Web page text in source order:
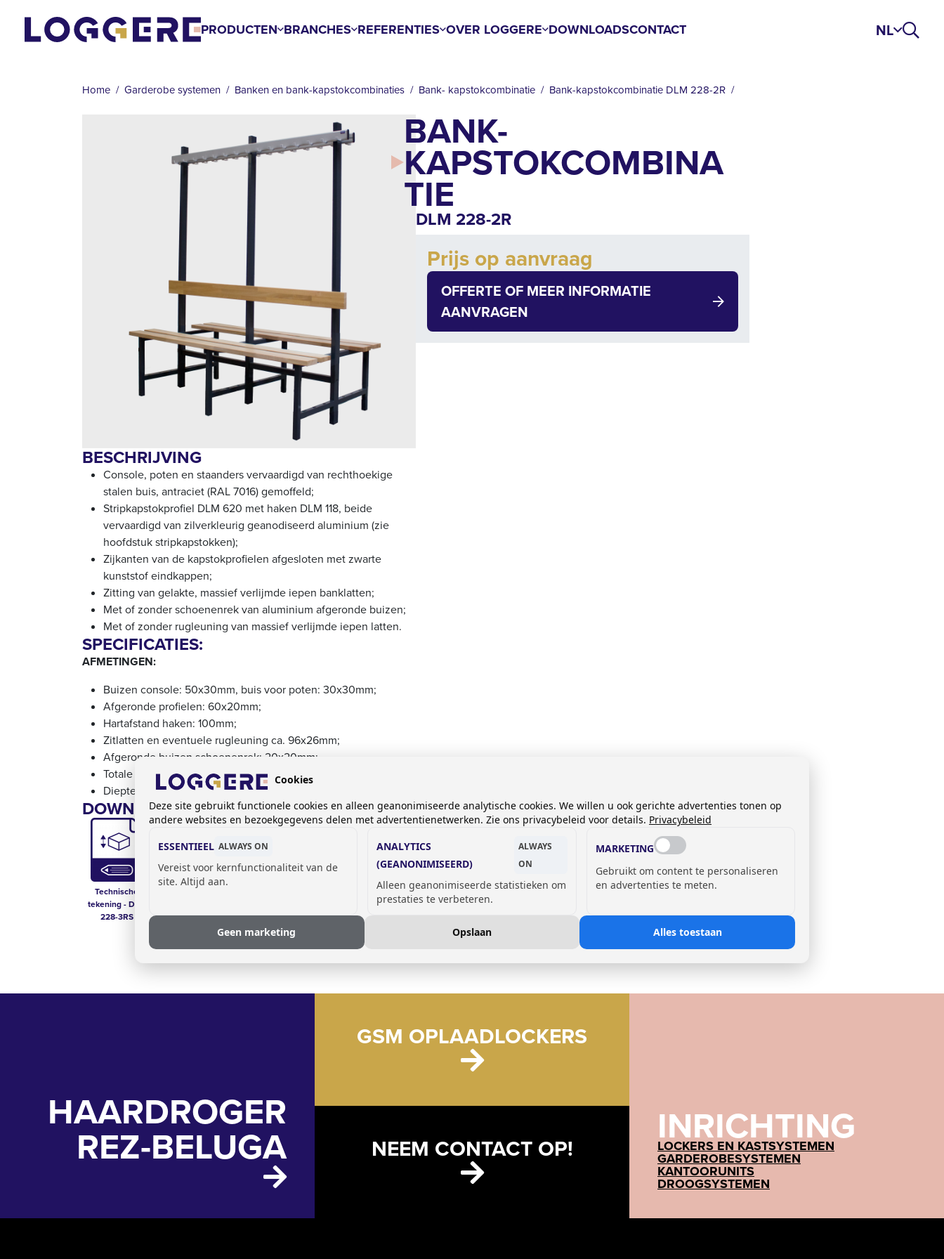
PRODUCTEN BRANCHES REFERENTIES OVER LOGGERE DOWNLOADSCONTACT NL
Home Garderobe systemen Banken en bank-kapstokcombinaties Bank- kapstokcombinatie Bank-kapstokcombinatie DLM 228-2R
BESCHRIJVING
Console, poten en staanders vervaardigd van rechthoekige
stalen buis, antraciet (RAL 7016) gemoffeld;
Stripkapstokprofiel DLM 620 met haken DLM 118, beide
vervaardigd van zilverkleurig geanodiseerd aluminium (zie
hoofdstuk stripkapstokken);
Zijkanten van de kapstokprofielen afgesloten met zwarte
kunststof eindkappen;
Zitting van gelakte, massief verlijmde iepen banklatten;
Met of zonder schoenenrek van aluminium afgeronde buizen;
Met of zonder rugleuning van massief verlijmde iepen latten.
SPECIFICATIES:
AFMETINGEN:
Buizen console: 50x30mm, buis voor poten: 30x30mm;
Afgeronde profielen: 60x20mm;
Hartafstand haken: 100mm;
Zitlatten en eventuele rugleuning ca. 96x26mm;
Afgeronde buizen schoenenrek: 20x20mm;
Totale hoogte: 1750mm;
Diepte: 840mm.
DOWNLOADS:
Technische
tekening - DLM
228-3RS
Opties voor
BANK-
KAPSTOKCOMBINA
TIE
DLM 228-2R
Quantity
Add to cart
Prijs op aanvraag
OFFERTE OF MEER INFORMATIE
AANVRAGEN
HAARDROGER
REZ-BELUGA
GSM OPLAADLOCKERS
NEEM CONTACT OP! INRICHTING
LOCKERS EN KASTSYSTEMEN
GARDEROBESYSTEMEN
KANTOORUNITS
DROOGSYSTEMEN
Cookies
Deze site gebruikt functionele cookies en alleen geanonimiseerde analytische cookies. We willen u ook gerichte advertenties tonen op
andere websites en bezoekgegevens delen met advertentienetwerken. Zie ons privacybeleid voor details. Privacybeleid
ESSENTIEEL ALWAYS ON
Vereist voor kernfunctionaliteit van de
site. Altijd aan.
ANALYTICS
(GEANONIMISEERD)
ALWAYS
ON
Alleen geanonimiseerde statistieken om
prestaties te verbeteren.
MARKETING
Gebruikt om content te personaliseren
en advertenties te meten.
Geen marketing Opslaan Alles toestaan